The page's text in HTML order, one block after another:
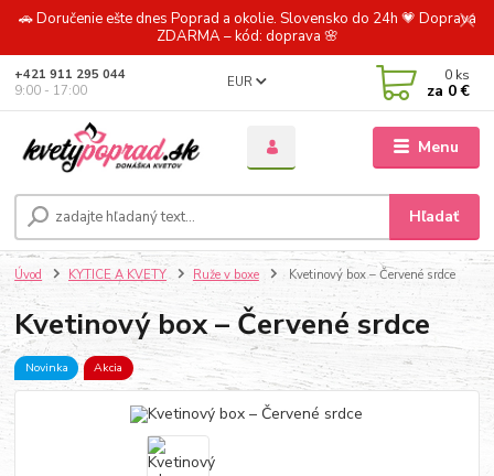
🚗 Doručenie ešte dnes Poprad a okolie. Slovensko do 24h 💗 Doprava
ZDARMA – kód: doprava 🌸
Menu
EUR
Hľadať
+421 911 295 044
9:00 - 17:00
0 ks
za 0 €
Úvod KYTICE A KVETY Ruže v boxe Kvetinový box – Červené srdce
Kvetinový box – Červené srdce
Novinka Akcia